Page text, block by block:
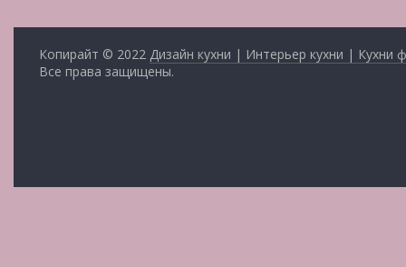
Копирайт © 2022 Дизайн кухни | Интерьер кухни | Кухни
Все права защищены.